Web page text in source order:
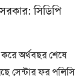
সিডিপি
অর্থবছর শেষে
সেন্টার ফর পলিসি